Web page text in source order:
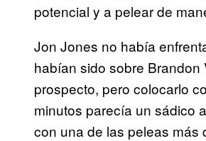
potencial y a pelear de
Jon Jones no había
habían sido sobre
prospecto, pero colocarlo
minutos parecía un sádico
con una de las peleas más